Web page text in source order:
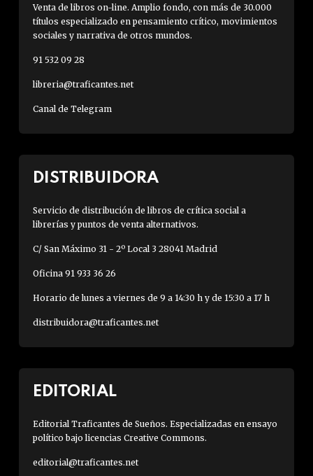
Venta de libros on-line. Amplio fondo, con más de 30.000
títulos especializado en pensamiento crítico, movimientos
sociales y narrativa de otros mundos.
91 532 09 28
libreria@traficantes.net
Canal de Telegram
DISTRIBUIDORA
Servicio de distribución de libros de crítica social a
librerías y puntos de venta alternativos.
C/ San Máximo 31 - 2º Local 3 28041 Madrid
Oficina 91 933 36 26
Horario de lunes a viernes de 9 a 14:30 h y de 15:30 a 17 h
distribuidora@traficantes.net
EDITORIAL
Editorial Traficantes de Sueños. Especializadas en ensayo
político bajo licencias Creative Commons.
editorial@traficantes.net